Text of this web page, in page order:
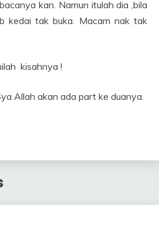
kan. Namun itulah dia ,bila
kedai tak buka. Macam nak tak
kisahnya !
Allah akan ada part ke duanya.